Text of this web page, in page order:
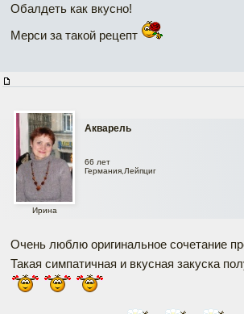
Обалдеть как вкусно!
Мерси за такой рецепт
Акварель
Ирина
66 лет
Германия,Лейпциг
Очень люблю оригинальное сочетание
Такая симпатичная и вкусная закуска